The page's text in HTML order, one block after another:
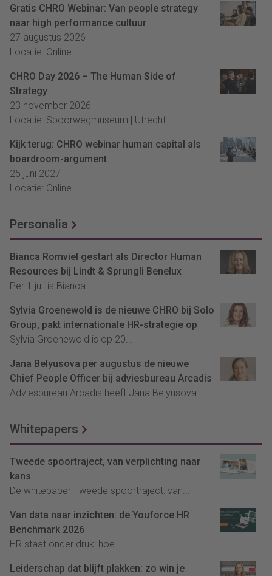
Gratis CHRO Webinar: Van people strategy
naar high performance cultuur
27 augustus 2026
Locatie: Online
CHRO Day 2026 – The Human Side of
Strategy
23 november 2026
Locatie: Spoorwegmuseum | Utrecht
Kijk terug: CHRO webinar human capital als
boardroom-argument
25 juni 2027
Locatie: Online
Personalia
Bianca Romviel gestart als Director Human
Resources bij Lindt & Sprungli Benelux
Per 1 juli is Bianca...
Sylvia Groenewold is de nieuwe CHRO bij Solo
Group, pakt internationale HR-strategie op
Sylvia Groenewold is op 20...
Jana Belyusova per augustus de nieuwe
Chief People Officer bij adviesbureau Arcadis
Adviesbureau Arcadis heeft Jana Belyusova...
Whitepapers
Tweede spoortraject, van verplichting naar
kans
De whitepaper Tweede spoortraject: van...
Van data naar inzichten: de Youforce HR
Benchmark 2026
HR staat onder druk: hoe...
Leiderschap dat blijft plakken: zo win je